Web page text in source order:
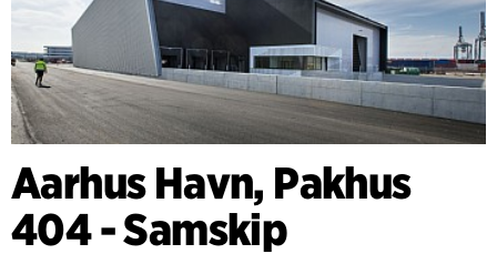
Aarhus Havn, Pakhus
404 - Samskip